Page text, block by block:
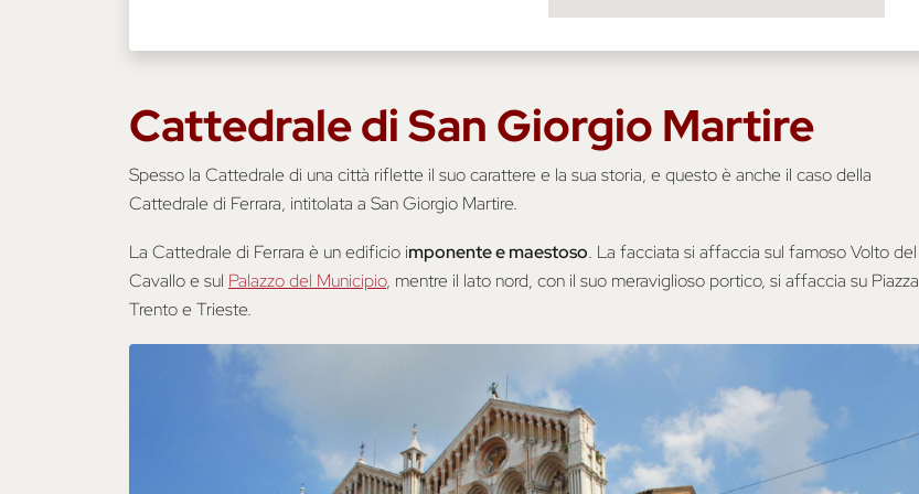
Cattedrale di San Giorgio Martire
Spesso la Cattedrale di una città riflette il suo carattere e la sua storia, e questo è anche il caso della
Cattedrale di Ferrara, intitolata a San Giorgio Martire.
La Cattedrale di Ferrara è un edificio imponente e maestoso. La facciata si affaccia sul famoso Volto del
Cavallo e sul Palazzo del Municipio, mentre il lato nord, con il suo meraviglioso portico, si affaccia su Piazza
Trento e Trieste.